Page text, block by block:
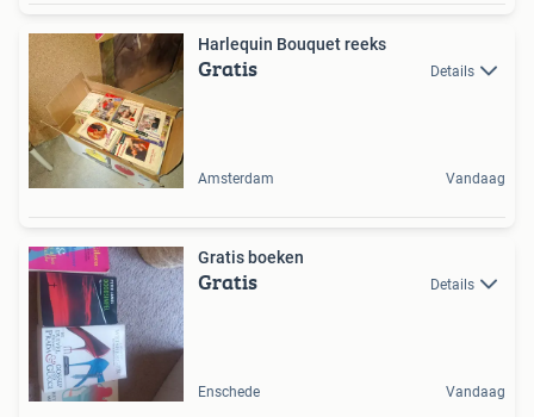
Harlequin Bouquet reeks
Gratis Details
Amsterdam Vandaag
Gratis boeken
Gratis Details
Enschede Vandaag